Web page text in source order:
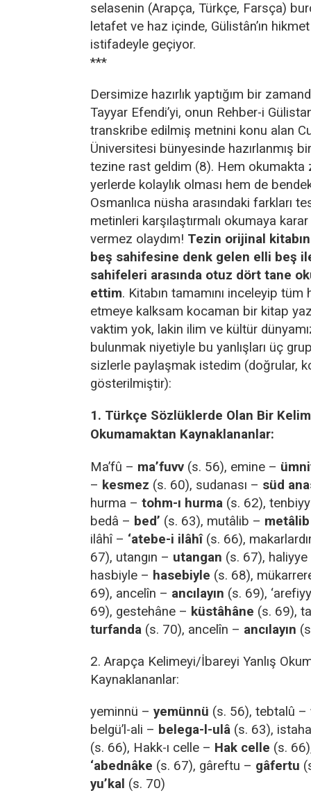
selasenin (Arapça, Türkçe, Farsça)
letafet ve haz içinde, Gülistân’ın
istifadeyle geçiyor.
***
Dersimize hazırlık yaptığım bir
Tayyar Efendi’yi, onun Rehber-i
transkribe edilmiş metnini konu alan
Üniversitesi bünyesinde hazırlanmış
tezine rast geldim (8). Hem okumakta
yerlerde kolaylık olması hem de
Osmanlıca nüsha arasındaki farkları
metinleri karşılaştırmalı okumaya
vermez olaydım! Tezin orijinal
beş sahifesine denk gelen elli beş
sahifeleri arasında otuz dört tane
ettim. Kitabın tamamını inceleyip tüm
etmeye kalksam kocaman bir kitap
vaktim yok, lakin ilim ve kültür
bulunmak niyetiyle bu yanlışları üç
sizlerle paylaşmak istedim (doğrular,
gösterilmiştir):
1. Türkçe Sözlüklerde Olan Bir
Okumamaktan Kaynaklananlar:
Ma’fû – ma’fuvv (s. 56), emine –
– kesmez (s. 60), sudanası – süd
hurma – tohm-ı hurma (s. 62),
bedâ – bed’ (s. 63), mutâlib – metâlib
ilâhî – ‘atebe-i ilâhî(s. 66),
67), utangın – utangan (s. 67),
hasbiyle – hasebiyle (s. 68),
69), ancelîn – ancılayın (s. 69),
69), gestehâne – küstâhâne (s. 69),
turfanda (s. 70), ancelîn – ancılayın
2. Arapça Kelimeyi/İbareyi Yanlış
Kaynaklananlar:
yeminnü – yemünnü (s. 56), tebtalû –
belgü’l-ali – belega-l-ulâ (s. 63),
(s. 66), Hakk-ı celle – Hak celle (s.
‘abednâke (s. 67), gâreftu – gâfertu
yu’kal (s. 70)